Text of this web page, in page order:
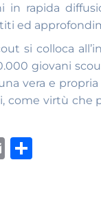
rapida
ed
si colloca
giovani
vera e
come virtù che
E